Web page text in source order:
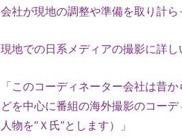
会社が現地の調整や準備を取り計ら
現地での日系メディアの撮影に詳し
「このコーディネーター会社は昔
どを中心に番組の海外撮影のコー
人物を“Ｘ氏”とします）」